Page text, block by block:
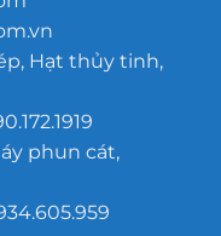
Hạt thủy tinh,
phun cát,